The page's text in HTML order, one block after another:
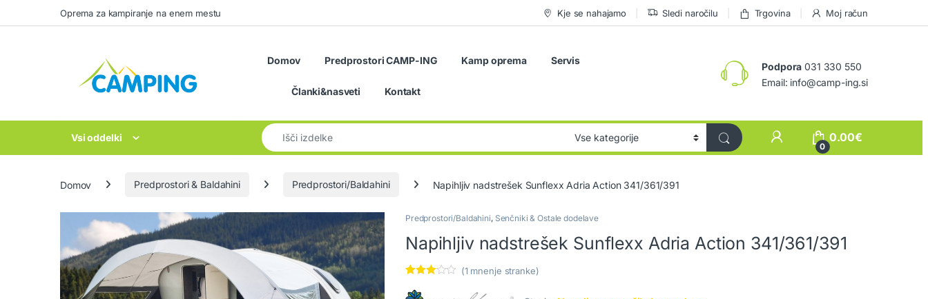
Skip to navigation
Skip to contentOprema za kampiranje na enem mestu Kje se nahajamo Sledi naročilu Trgovina Moj račun
Domov Predprostori CAMP-ING Kamp oprema Servis
Članki&nasveti Kontakt
Podpora 031 330 550
Email: info@camp-ing.si
Vsi oddelki
Search for:
0
0.00€
Domov Predprostori & Baldahini Predprostori/Baldahini Napihljiv nadstrešek Sunflexx Adria Action 341/361/391
🔍
Predprostori/Baldahini, Senčniki & Ostale dodelave
Napihljiv nadstrešek Sunflexx Adria Action 341/361/391
o z3.00
(1 mnenje stranke)